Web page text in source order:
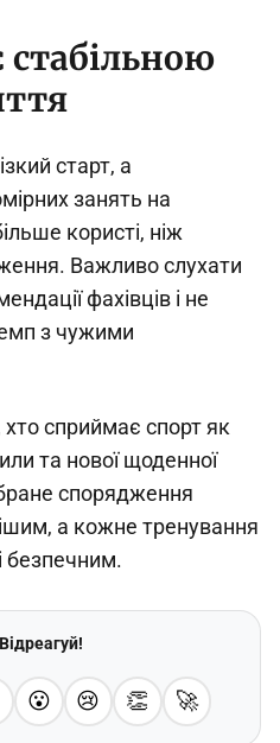
стабільною
старт, а
занять на
користі, ніж
Важливо слухати
фахівців і не
з чужими
сприймає спорт як
та нової щоденної
спорядження
а кожне тренування
безпечним.
Відреагуй!
😮 😢 👏 🚀